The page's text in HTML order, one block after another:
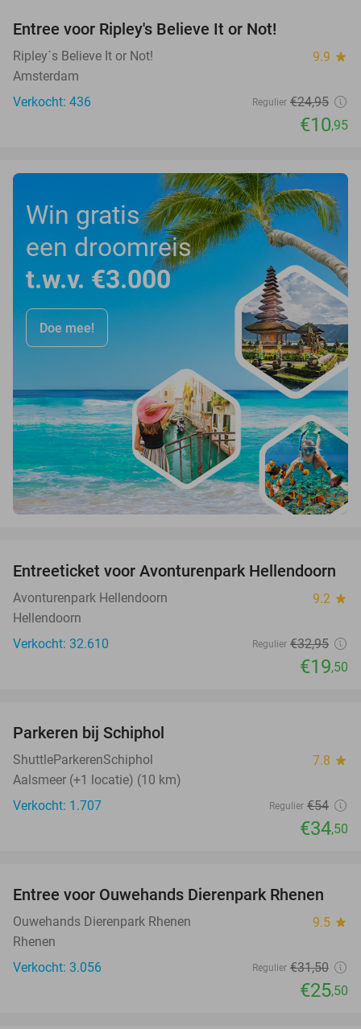
Entree voor Ripley's Believe It or Not!
Ripley´s Believe It or Not! 9.9 star
Amsterdam
Verkocht: 436
Regulier €24,95
€10,95
Win gratis
een droomreis
t.w.v. €3.000
Doe mee!
41%
Entreeticket voor Avonturenpark Hellendoorn
Avonturenpark Hellendoorn 9.2 star
Hellendoorn
Verkocht: 32.610
Regulier €32,95
€19,50
Parkeren bij Schiphol
ShuttleParkerenSchiphol 7.8 star
Aalsmeer (+1 locatie) (10 km)
Verkocht: 1.707
Regulier €54
€34,50
19%
Entree voor Ouwehands Dierenpark Rhenen
Ouwehands Dierenpark Rhenen 9.5 star
Rhenen
Verkocht: 3.056
Regulier €31,50
€25,50